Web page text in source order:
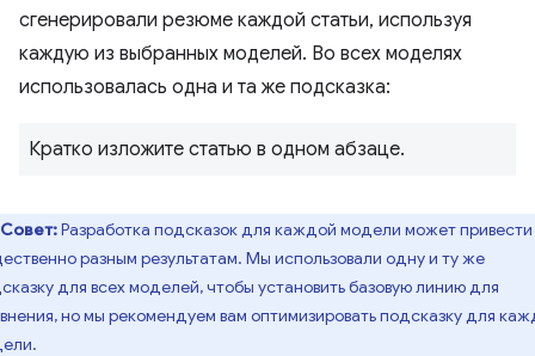
сгенерировали резюме каждой статьи, используя
каждую из выбранных моделей. Во всех моделях
использовалась одна и та же подсказка:
Кратко изложите статью в одном абзаце.
Совет:Разработка подсказок для каждой модели может привести
разным результатам. Мы использовали одну и ту же
для всех моделей, чтобы установить базовую линию для
но мы рекомендуем вам оптимизировать подсказку для